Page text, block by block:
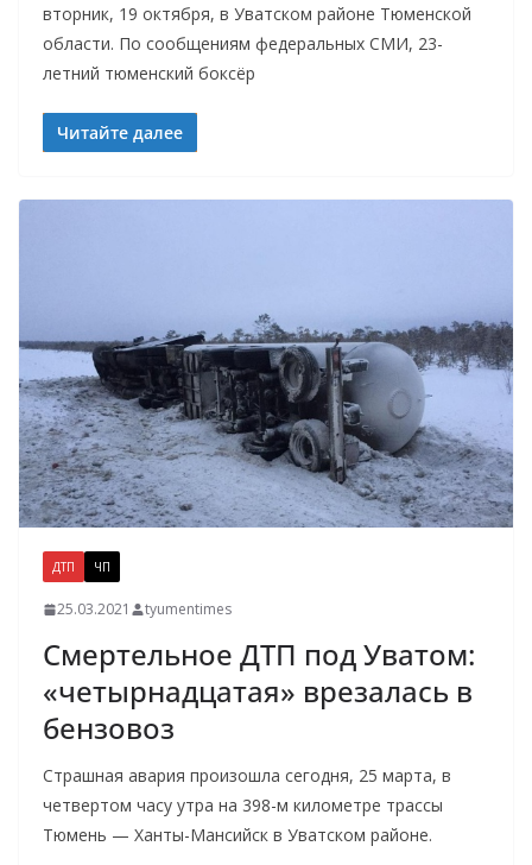
вторник, 19 октября, в Уватском районе Тюменской
области. По сообщениям федеральных СМИ, 23-
летний тюменский боксёр
Читайте далее
ДТП ЧП
25.03.2021 tyumentimes
Смертельное ДТП под Уватом:
«четырнадцатая» врезалась в
бензовоз
Страшная авария произошла сегодня, 25 марта, в
четвертом часу утра на 398-м километре трассы
Тюмень — Ханты-Мансийск в Уватском районе.